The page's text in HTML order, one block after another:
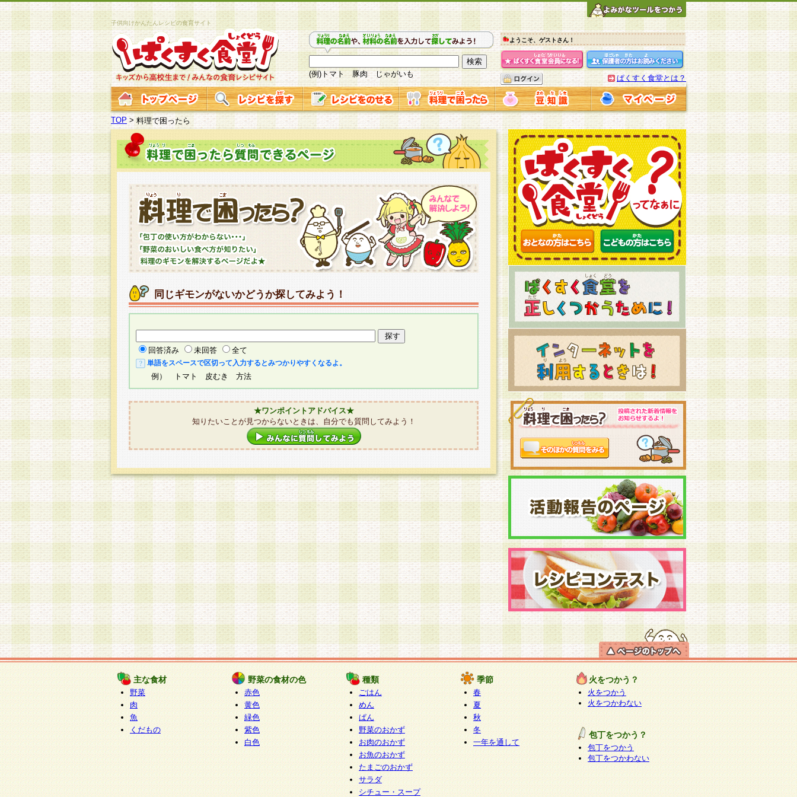
子供向けかんたんレシピの食育サイト
(例)トマト 豚肉 じゃがいも
ようこそ、ゲストさん！
ぱくすく食堂とは？
TOP > 料理で困ったら
同じギモンがないかどうか探してみよう！
回答済み 未回答 全て
単語をスペースで区切って入力するとみつかりやすくなるよ。
例） トマト 皮むき 方法
★ワンポイントアドバイス★
知りたいことが見つからないときは、自分でも質問してみよう！
主な食材
野菜
肉
魚
くだもの
野菜の食材の色
赤色
黄色
緑色
紫色
白色
種類
ごはん
めん
ぱん
野菜のおかず
お肉のおかず
お魚のおかず
たまごのおかず
サラダ
シチュー・スープ
季節
春
夏
秋
冬
一年を通して
火をつかう？
火をつかう
火をつかわない
包丁をつかう？
包丁をつかう
包丁をつかわない